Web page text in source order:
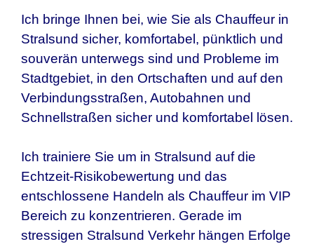
Ich bringe Ihnen bei, wie Sie als Chauffeur in
Stralsund sicher, komfortabel, pünktlich und
souverän unterwegs sind und Probleme im
Stadtgebiet, in den Ortschaften und auf den
Verbindungsstraßen, Autobahnen und
Schnellstraßen sicher und komfortabel lösen.
Ich trainiere Sie um in Stralsund auf die
Echtzeit-Risikobewertung und das
entschlossene Handeln als Chauffeur im VIP
Bereich zu konzentrieren. Gerade im
stressigen Stralsund Verkehr hängen Erfolge